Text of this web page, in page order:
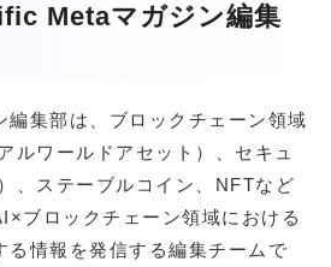
Metaマガジン編集
集部は、ブロックチェーン領域
ルワールドアセット）、セキュ
、ステーブルコイン、NFTなど
ブロックチェーン領域における
る情報を発信する編集チームで